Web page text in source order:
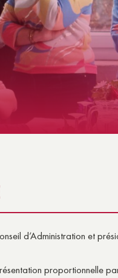
d’Administration et
proportionnelle